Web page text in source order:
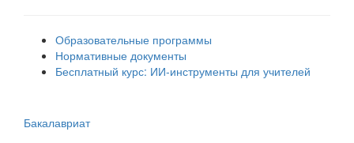
Образовательные программы
Нормативные документы
Бесплатный курс: ИИ‑инструменты для учителей
Бакалавриат